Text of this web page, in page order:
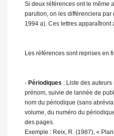
Si deux références ont le même
parution, on les différenciera par
1994 a). Ces lettres
Les références sont reprises en
- Périodiques : Liste des auteurs
prénom, suivie de lannée de
nom du périodique (sans
volume, du numéro du
des pages.
Exemple : Reix, R. (1987), «